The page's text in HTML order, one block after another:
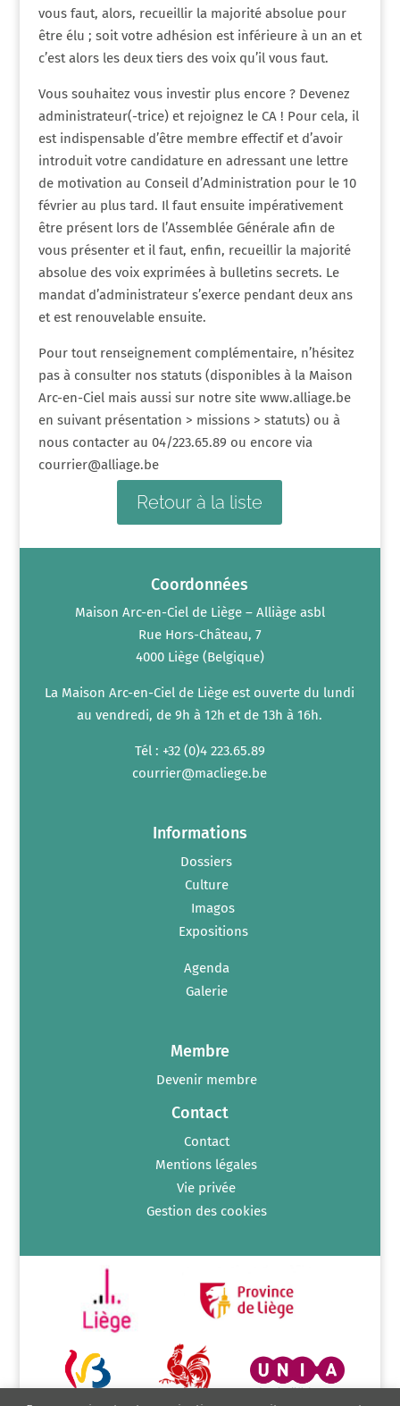
vous faut, alors, recueillir la majorité absolue pour
être élu ; soit votre adhésion est inférieure à un an et
c’est alors les deux tiers des voix qu’il vous faut.
Vous souhaitez vous investir plus encore ? Devenez
administrateur(-trice) et rejoignez le CA ! Pour cela, il
est indispensable d’être membre effectif et d’avoir
introduit votre candidature en adressant une lettre
de motivation au Conseil d’Administration pour le 10
février au plus tard. Il faut ensuite impérativement
être présent lors de l’Assemblée Générale afin de
vous présenter et il faut, enfin, recueillir la majorité
absolue des voix exprimées à bulletins secrets. Le
mandat d’administrateur s’exerce pendant deux ans
et est renouvelable ensuite.
Pour tout renseignement complémentaire, n’hésitez
pas à consulter nos statuts (disponibles à la Maison
Arc-en-Ciel mais aussi sur notre site www.alliage.be
en suivant présentation > missions > statuts) ou à
nous contacter au 04/223.65.89 ou encore via
courrier@alliage.be
Retour à la liste
Coordonnées
Maison Arc-en-Ciel de Liège – Alliàge asbl
Rue Hors-Château, 7
4000 Liège (Belgique)
La Maison Arc-en-Ciel de Liège est ouverte du lundi
au vendredi, de 9h à 12h et de 13h à 16h.
Tél : +32 (0)4 223.65.89
courrier@macliege.be
Informations
Dossiers
Culture
Imagos
Expositions
Agenda
Galerie
Membre
Devenir membre
Contact
Contact
Mentions légales
Vie privée
Gestion des cookies